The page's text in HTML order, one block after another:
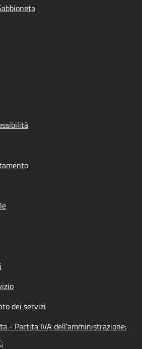
dei servizi
- Partita IVA dell'amministrazione: